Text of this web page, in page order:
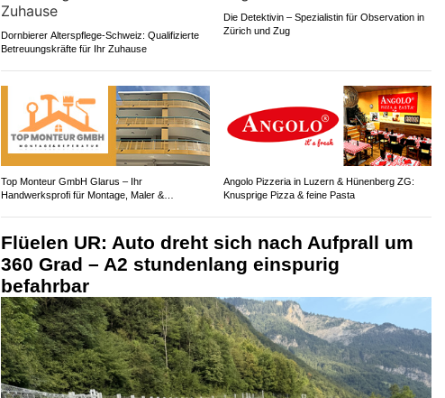
Dornbierer Alterspflege-Schweiz: Qualifizierte
Betreuungskräfte für Ihr Zuhause
Die Detektivin – Spezialistin für Observation in
Zürich und Zug
Top Monteur GmbH Glarus – Ihr
Handwerksprofi für Montage, Maler &
Angolo Pizzeria in Luzern & Hünenberg ZG:
Knusprige Pizza & feine Pasta
Flüelen UR: Auto dreht sich nach Aufprall um
360 Grad – A2 stundenlang einspurig
befahrbar